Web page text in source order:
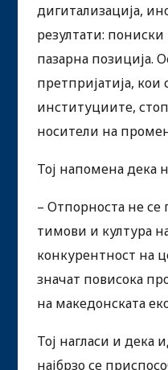
дигитализација,
резултати:
пазарна позиција.
претпријатија,
институциите,
носители на
Тој напомена дека
– Отпорноста не се
тимови и култура
конкурентност на
значат повисока
на македонската
Тој нагласи и
најбрзо се